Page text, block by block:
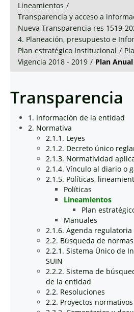
Lineamientos /
Transparencia y acceso a
Nueva Transparencia res 1519-
4. Planeación, presupuesto e
Plan estratégico Institucional /
Vigencia 2018 - 2019 / Plan
Transparencia
1. Información de la entidad
2. Normativa
2.1.1. Leyes
2.1.2. Decreto único
2.1.3. Normatividad
2.1.4. Vínculo al diario o
2.1.5. Políticas,
Políticas
Lineamientos
Plan
Manuales
2.1.6. Agenda regulatoria
2.2. Búsqueda de normas
2.2.1. Sistema Único de
SUIN
2.2.2. Sistema de
de la entidad
2.2. Resoluciones
2.2. Proyectos normativos